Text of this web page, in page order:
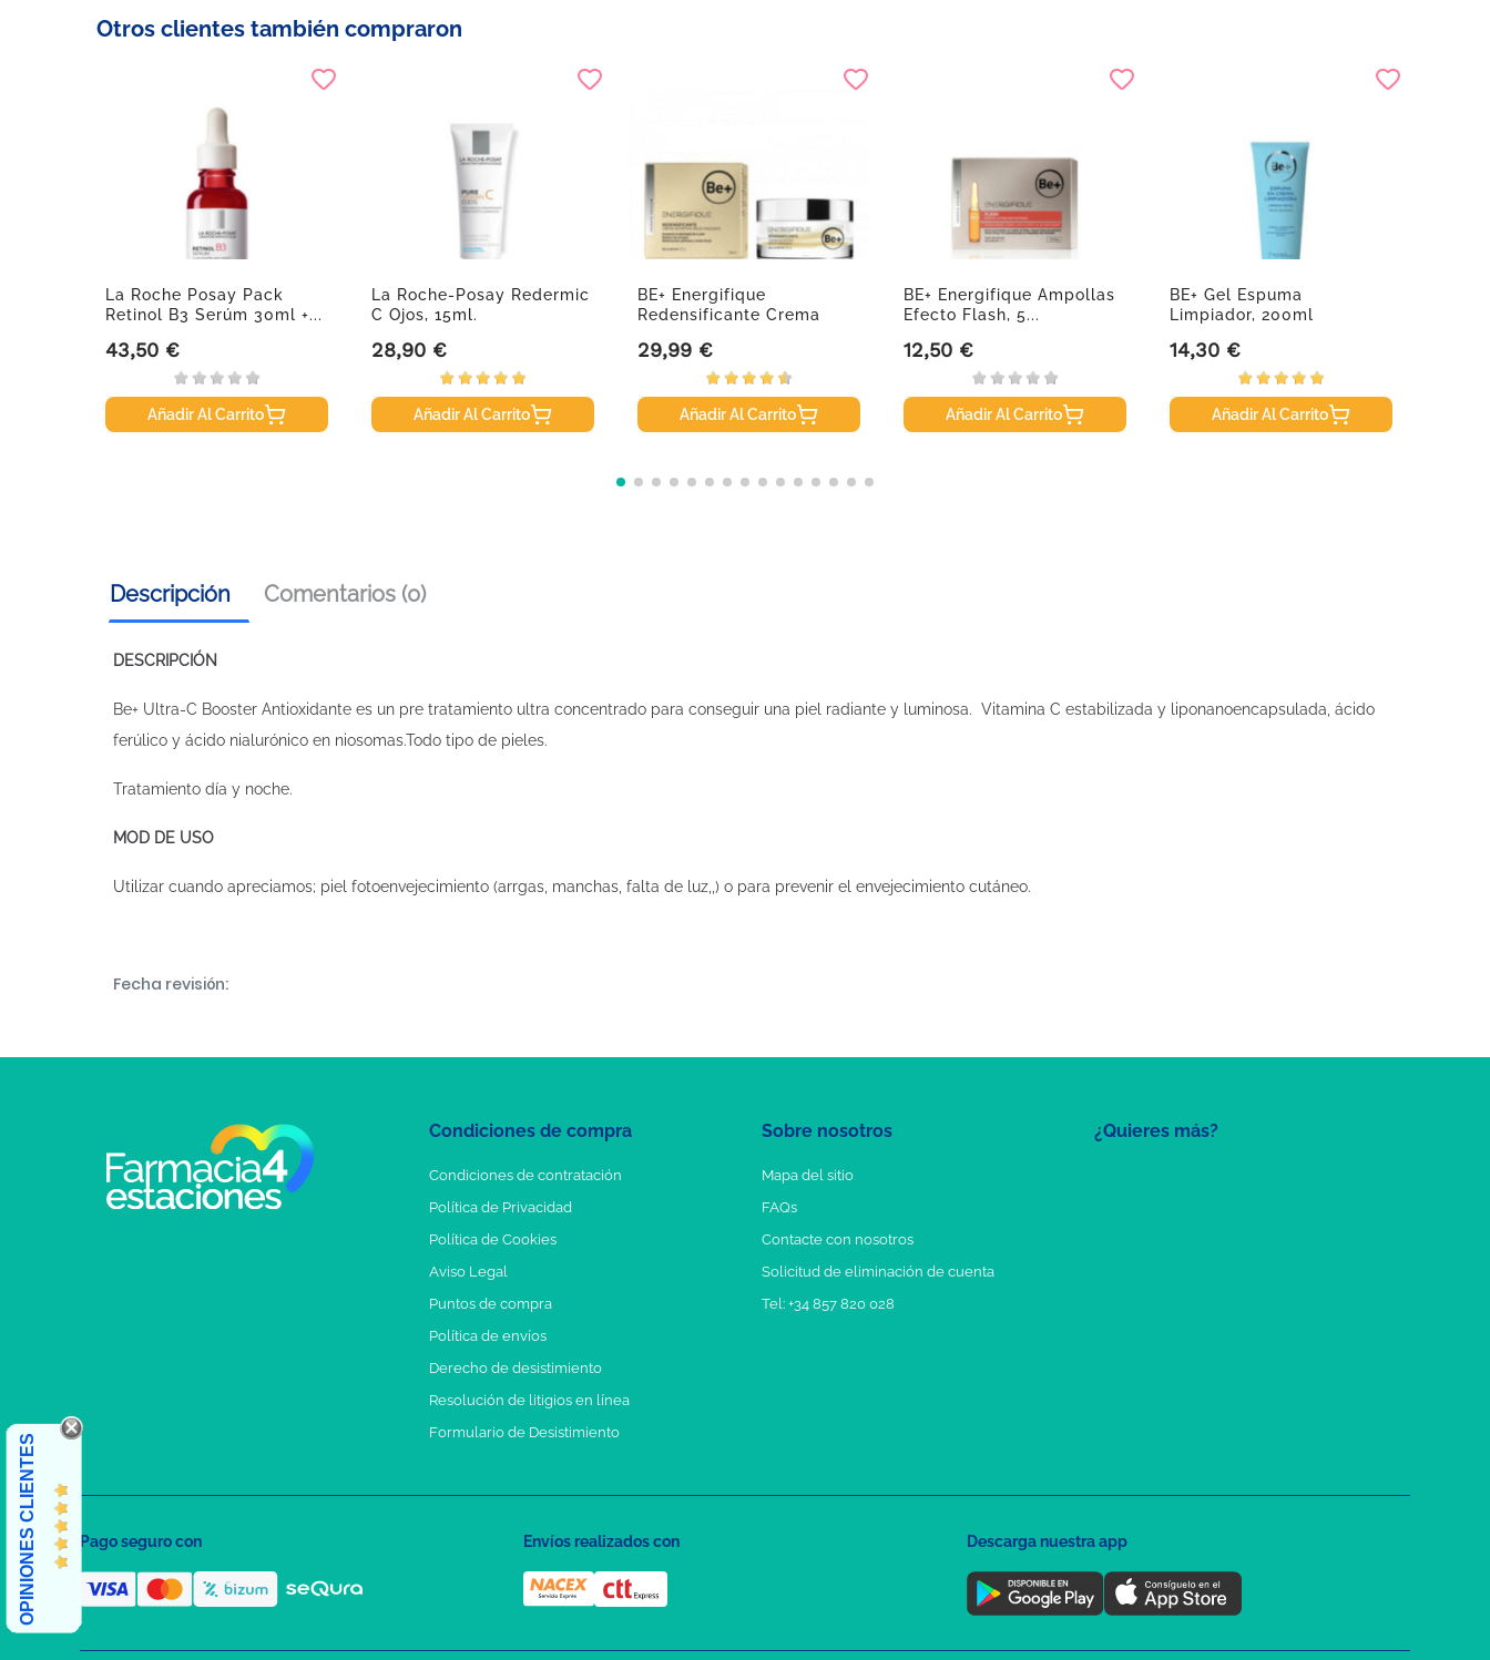
Otros clientes también compraron
La Roche Posay Pack
Retinol B3 Serúm 30ml +...
Precio
43,50 €
Añadir Al Carrito
La Roche-Posay Redermic
C Ojos, 15ml.
Precio
28,90 €
Añadir Al Carrito
BE+ Energifique
Redensificante Crema
Precio
29,99 €
Añadir Al Carrito
BE+ Energifique Ampollas
Efecto Flash, 5...
Precio
12,50 €
Añadir Al Carrito
BE+ Gel Espuma
Limpiador, 200ml
Precio
14,30 €
Añadir Al Carrito
Descripción Comentarios (0)
DESCRIPCIÓN
Be+ Ultra-C Booster Antioxidante es un pre tratamiento ultra concentrado para conseguir una piel radiante y luminosa. Vitamina C estabilizada y liponanoencapsulada, ácido
ferúlico y ácido nialurónico en niosomas.Todo tipo de pieles.
Tratamiento día y noche.
MOD DE USO
Utilizar cuando apreciamos; piel fotoenvejecimiento (arrgas, manchas, falta de luz,,) o para prevenir el envejecimiento cutáneo.
Fecha revisión:
¿Quieres más?
Condiciones de compra
Condiciones de contratación
Política de Privacidad
Política de Cookies
Aviso Legal
Puntos de compra
Política de envíos
Derecho de desistimiento
Resolución de litigios en línea
Formulario de Desistimiento
Sobre nosotros
Mapa del sitio
FAQs
Contacte con nosotros
Solicitud de eliminación de cuenta
Tel: +34 857 820 028
OPINIONES CLIENTES Pago seguro con Envíos realizados con Descarga nuestra app